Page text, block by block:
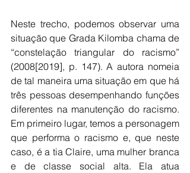
Neste trecho, podemos observar uma
situação que Grada Kilomba chama de
“constelação triangular do racismo”
(2008[2019], p. 147). A autora nomeia
de tal maneira uma situação em que há
três pessoas desempenhando funções
diferentes na manutenção do racismo.
Em primeiro lugar, temos a personagem
que performa o racismo e, que neste
caso, é a tia Claire, uma mulher branca
e de classe social alta. Ela atua